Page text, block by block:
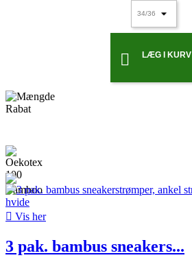
 LÆG I KURV
 Vis her
3 pak. bambus sneakers...